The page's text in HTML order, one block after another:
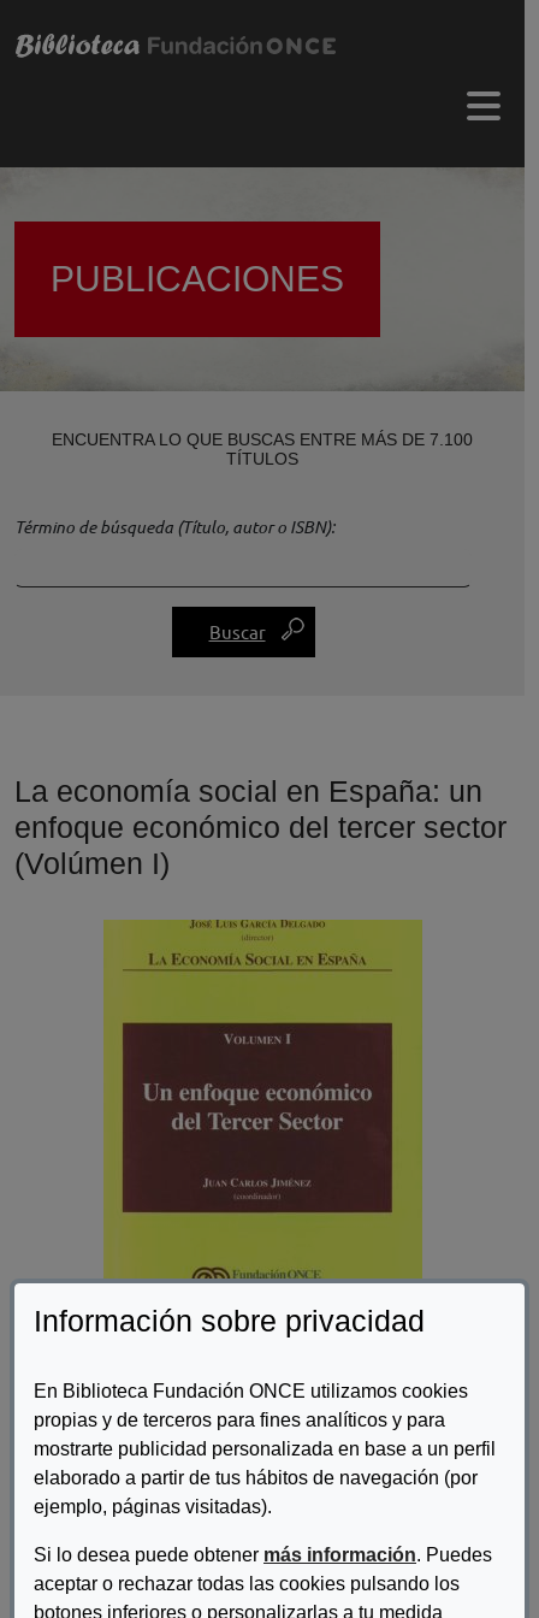
Información sobre privacidad
En Biblioteca Fundación ONCE utilizamos cookies
propias y de terceros para fines analíticos y para
mostrarte publicidad personalizada en base a un perfil
elaborado a partir de tus hábitos de navegación (por
ejemplo, páginas visitadas).
Si lo desea puede obtener más información. Puedes
aceptar o rechazar todas las cookies pulsando los
botones inferiores o personalizarlas a tu medida
PUBLICACIONES
ENCUENTRA LO QUE BUSCAS ENTRE MÁS DE 7.100
TÍTULOS
Término de búsqueda (Título, autor o ISBN)
La economía social en España: un
enfoque económico del tercer sector
(Volúmen I)
Descripcion:
En este artículo se discute sobre algunas cuestiones de
actualidad científica del campo de la Economía Social y del
Sector No Lucrativo. En primer lugar se revela la importancia
económica creciente de este campo en Europa con el apoyo de
los resultados emanados de un reciente estudio transnacional.
En segundo lugar se reflexiona sobre la noción de no